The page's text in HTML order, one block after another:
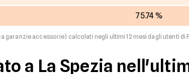
75.74 %
garanzie accessorie) calcolati negli ultimi 12 mesi dagli utenti
a La Spezia